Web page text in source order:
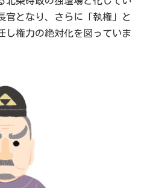
官となり、さらに「執権」と
し権力の絶対化を図っていま